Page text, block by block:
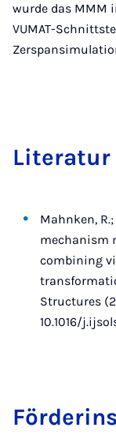
wurde das MMM
VUMAT-
Lit­er­at­ur
Mahnken,
mechanism
combining
Structures
10.1016/